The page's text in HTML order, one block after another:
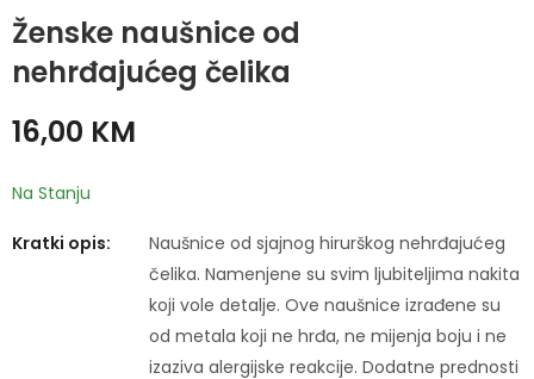
Ženske naušnice od
nehrđajućeg čelika
16,00 KM
Na Stanju
Kratki opis:
Naušnice od sjajnog hirurškog nehrđajućeg
čelika. Namenjene su svim ljubiteljima nakita
koji vole detalje. Ove naušnice izrađene su
od metala koji ne hrđa, ne mijenja boju i ne
izaziva alergijske reakcije. Dodatne prednosti